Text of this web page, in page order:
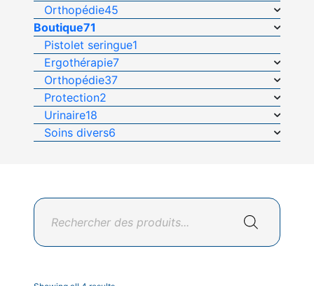
Orthopédie45
Boutique71
Pistolet seringue1
Ergothérapie7
Orthopédie37
Protection2
Urinaire18
Soins divers6
Recherche
produits